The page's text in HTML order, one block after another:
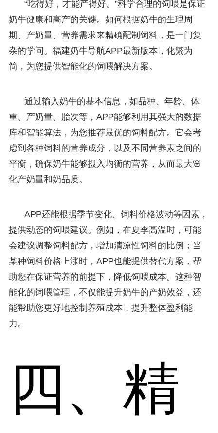
“吃得好，才能产得好。”科学合理的饲喂是保证
奶牛健康和高产的关键。如何根据奶牛的生理周
期、产奶量、营养需求来精确配制饲料，是一门复
杂的学问。福建奶牛导航APP最新版本，化繁为
简，为您提供智能化的饲喂解决方案。
通过输入奶牛的基本信息，如品种、年龄、体
重、产奶量、胎次等，APP能够利用其强大的数据
库和智能算法，为您推荐最优的饲料配方。它会考
虑到各种饲料的营养成分，以及不同营养素之间的
平衡，确保奶牛能够摄入均衡的营养，从而最大🌸
化产奶量和奶品质。
APP还能根据季节变化、饲料价格波动等因素，
提供动态的饲喂建议。例如，在夏季高温时，可能
会建议调整饲料配方，增加清凉性饲料的比例；当
某种饲料价格上涨时，APP也能提供替代方案，帮
助您在保证营养的前提下，降低饲喂成本。这种智
能化的饲喂管理，不仅能提升奶牛的产奶效益，还
能帮助您更好地控制养殖成本，提升整体盈利能
力。
四、精